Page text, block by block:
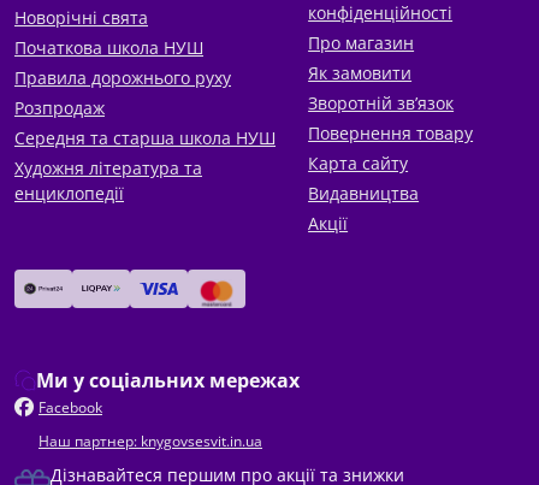
Новорічні свята
Початкова школа НУШ
Правила дорожнього руху
Розпродаж
Середня та старша школа НУШ
Художня література та
енциклопедії
конфіденційності
Про магазин
Як замовити
Зворотній зв’язок
Повернення товару
Карта сайту
Видавництва
Акції
Ми у соціальних мережах
Facebook
Наш партнер: knygovsesvit.in.ua
Дізнавайтеся першим про акції та знижки